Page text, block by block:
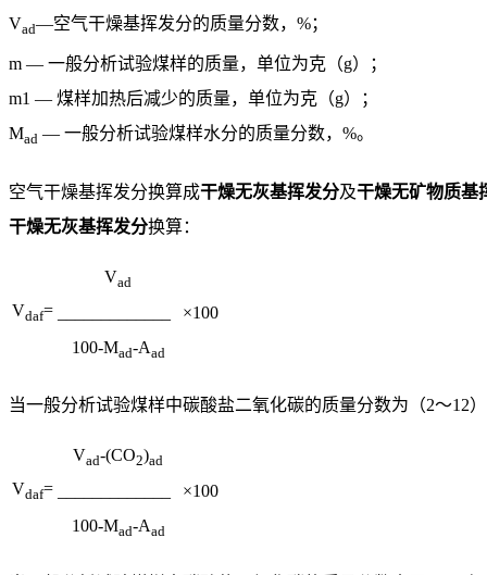
Vad—空气干燥基挥发分的质量分数，%；
m — 一般分析试验煤样的质量，单位为克（g）；
m1 — 煤样加热后减少的质量，单位为克（g）；
Mad — 一般分析试验煤样水分的质量分数，%。
空气干燥基挥发分换算成干燥无灰基挥发分及干燥无矿物质基
干燥无灰基挥发分换算：
Vad
Vdaf=
×100
100-Mad-Aad
当一般分析试验煤样中碳酸盐二氧化碳的质量分数为（2～12
Vad-(CO2)ad
Vdaf=
×100
100-Mad-Aad